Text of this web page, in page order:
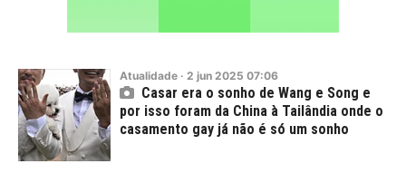
Atualidade · 2 jun 2025 07:06
Casar era o sonho de Wang e Song e
por isso foram da China à Tailândia onde o
casamento gay já não é só um sonho